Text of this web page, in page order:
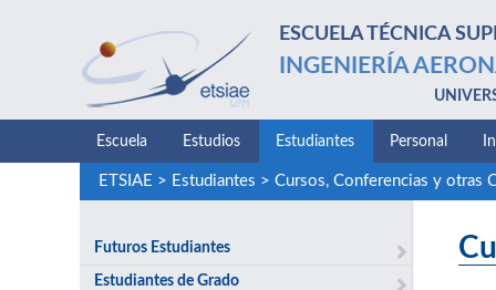
ESCUELA TÉCNICA
INGENIERÍA
Escuela Estudios Estudiantes Personal
ETSIAE > Estudiantes > Cursos, Conferencias y otras
Futuros Estudiantes
Estudiantes de Grado